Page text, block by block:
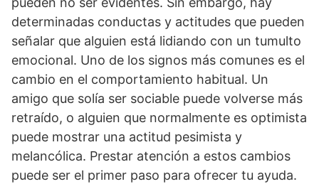
determinadas conductas y actitudes que pueden
señalar que alguien está lidiando con un tumulto
emocional. Uno de los signos más comunes es el
cambio en el comportamiento habitual. Un
amigo que solí­a ser sociable puede volverse más
retraí­do, o alguien que normalmente es optimista
puede mostrar una actitud pesimista y
melancólica. Prestar atención a estos cambios
puede ser el primer paso para ofrecer tu ayuda.